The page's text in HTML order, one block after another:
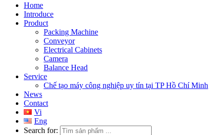
Home
Introduce
Product
Packing Machine
Conveyor
Electrical Cabinets
Camera
Balance Head
Service
Chế tạo máy công nghiệp uy tín tại TP Hồ Chí Minh
News
Contact
Vi
Eng
Search for: